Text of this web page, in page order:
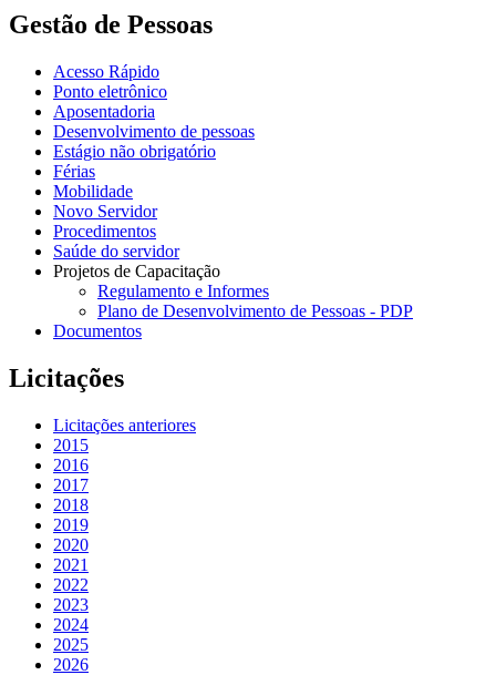
Gestão de Pessoas
Acesso Rápido
Ponto eletrônico
Aposentadoria
Desenvolvimento de pessoas
Estágio não obrigatório
Férias
Mobilidade
Novo Servidor
Procedimentos
Saúde do servidor
Projetos de Capacitação
Regulamento e Informes
Plano de Desenvolvimento de Pessoas - PDP
Documentos
Licitações
Licitações anteriores
2015
2016
2017
2018
2019
2020
2021
2022
2023
2024
2025
2026